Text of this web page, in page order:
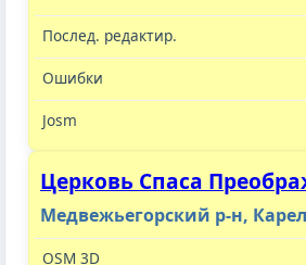
Церковь Спаса
Медвежьегорский р-н,